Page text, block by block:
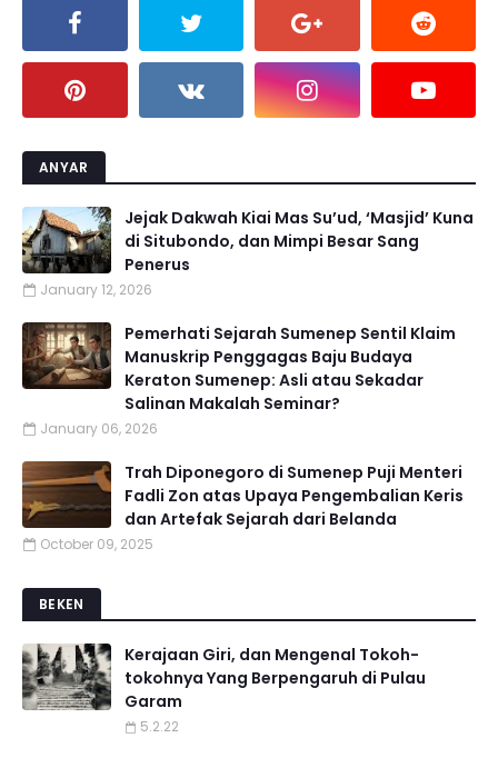
ANYAR
Jejak Dakwah Kiai Mas Su’ud, ‘Masjid’ Kuna
di Situbondo, dan Mimpi Besar Sang
Penerus
January 12, 2026
Pemerhati Sejarah Sumenep Sentil Klaim
Manuskrip Penggagas Baju Budaya
Keraton Sumenep: Asli atau Sekadar
Salinan Makalah Seminar?
January 06, 2026
Trah Diponegoro di Sumenep Puji Menteri
Fadli Zon atas Upaya Pengembalian Keris
dan Artefak Sejarah dari Belanda
October 09, 2025
BEKEN
Kerajaan Giri, dan Mengenal Tokoh-
tokohnya Yang Berpengaruh di Pulau
Garam
5.2.22